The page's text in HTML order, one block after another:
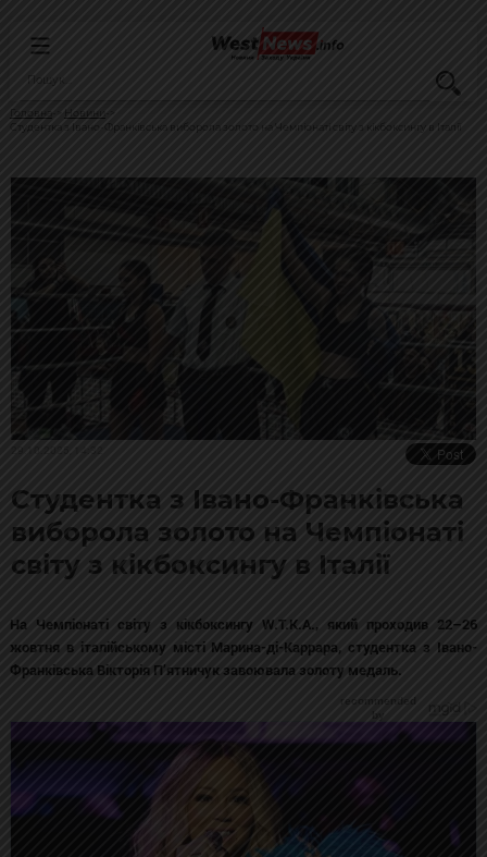
Головна
Новини
Студентка з Івано-Франківська виборола золото на Чемпіонаті світу з кікбоксингу в Італії
Студентка з Івано-Франківська
виборола золото на Чемпіонаті
світу з кікбоксингу в Італії
На Чемпіонаті світу з кікбоксингу W.T.K.A., який проходив 22–26
жовтня в італійському місті Марина-ді-Каррара, студентка з Івано-
Франківська Вікторія П’ятничук завоювала золоту медаль.